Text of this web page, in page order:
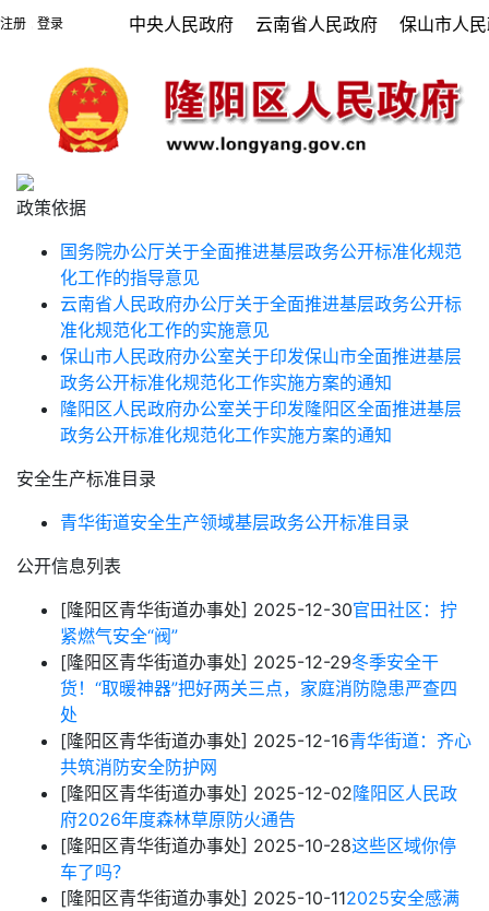
注册 登录 中央人民政府 云南省人民政府 保山市人
政策依据
国务院办公厅关于全面推进基层政务公开标准化规范
化工作的指导意见
云南省人民政府办公厅关于全面推进基层政务公开标
准化规范化工作的实施意见
保山市人民政府办公室关于印发保山市全面推进基层
政务公开标准化规范化工作实施方案的通知
隆阳区人民政府办公室关于印发隆阳区全面推进基层
政务公开标准化规范化工作实施方案的通知
安全生产标准目录
青华街道安全生产领域基层政务公开标准目录
公开信息列表
[隆阳区青华街道办事处] 2025-12-30官田社区：拧
紧燃气安全“阀”
[隆阳区青华街道办事处] 2025-12-29冬季安全干
货！“取暖神器”把好两关三点，家庭消防隐患严查四
处
[隆阳区青华街道办事处] 2025-12-16青华街道：齐心
共筑消防安全防护网
[隆阳区青华街道办事处] 2025-12-02隆阳区人民政
府2026年度森林草原防火通告
[隆阳区青华街道办事处] 2025-10-28这些区域你停
车了吗？
[隆阳区青华街道办事处] 2025-10-112025安全感满